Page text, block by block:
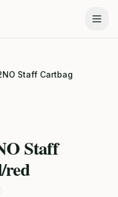
Staff Cartbag
Staff
red